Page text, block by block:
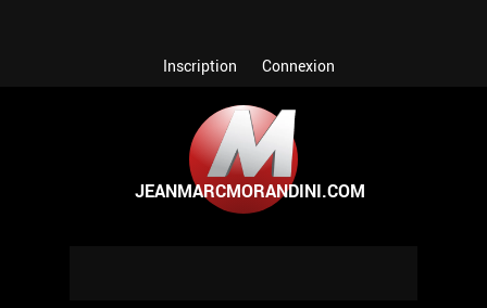
Inscription Connexion